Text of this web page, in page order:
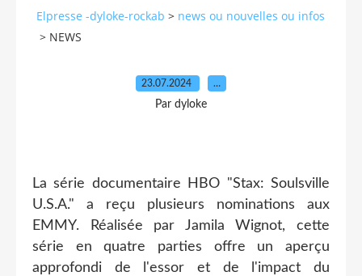
Elpresse -dyloke-rockab > news ou nouvelles ou infos
> NEWS
23.07.2024 …
Par dyloke
La série documentaire HBO "Stax: Soulsville
U.S.A." a reçu plusieurs nominations aux
EMMY. Réalisée par Jamila Wignot, cette
série en quatre parties offre un aperçu
approfondi de l'essor et de l'impact du